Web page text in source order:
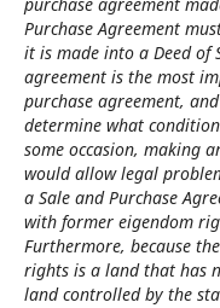
Purchase Agreement
it is made into a Deed of
agreement is the most
purchase agreement,
determine what
some occasion, making
would allow legal
a Sale and Purchase
with former eigendom
Furthermore, because
rights is a land that has
land controlled by the